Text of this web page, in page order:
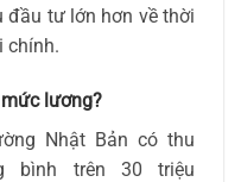
đầu tư lớn hơn về thời
chính.
lương?
Nhật Bản có thu
bình trên 30 triệu